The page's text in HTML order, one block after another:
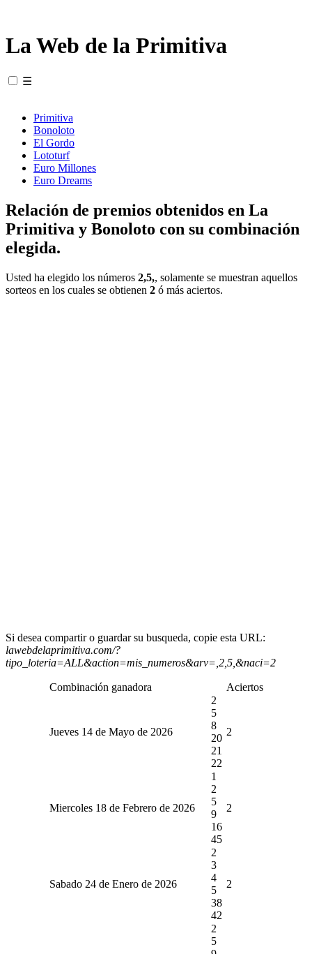
La Web de la Primitiva
☰
Primitiva
Bonoloto
El Gordo
Lototurf
Euro Millones
Euro Dreams
Relación de premios obtenidos en La
Primitiva y Bonoloto con su combinación
elegida.
Usted ha elegido los números 2,5,, solamente se muestran aquellos
sorteos en los cuales se obtienen 2 ó más aciertos.
Si desea compartir o guardar su busqueda, copie esta URL:
lawebdelaprimitiva.com/?
tipo_loteria=ALL&action=mis_numeros&arv=,2,5,&naci=2
Combinación ganadora Aciertos
Jueves 14 de Mayo de 2026
2
5
8
20
21
22
2
Miercoles 18 de Febrero de 2026
1
2
5
9
16
45
2
Sabado 24 de Enero de 2026
2
3
4
5
38
42
2
2
5